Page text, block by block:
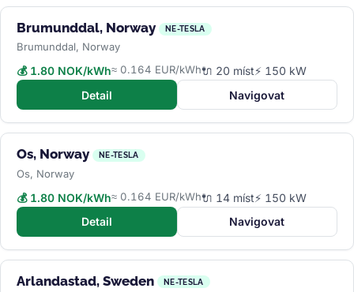
Brumunddal, Norway NE-TESLA
Brumunddal, Norway
💰 1.80 NOK/kWh≈ 0.164 EUR/kWh🔌 20 míst⚡ 150 kW
Detail
Navigovat
Os, Norway NE-TESLA
Os, Norway
💰 1.80 NOK/kWh≈ 0.164 EUR/kWh🔌 14 míst⚡ 150 kW
Detail
Navigovat
Arlandastad, Sweden NE-TESLA